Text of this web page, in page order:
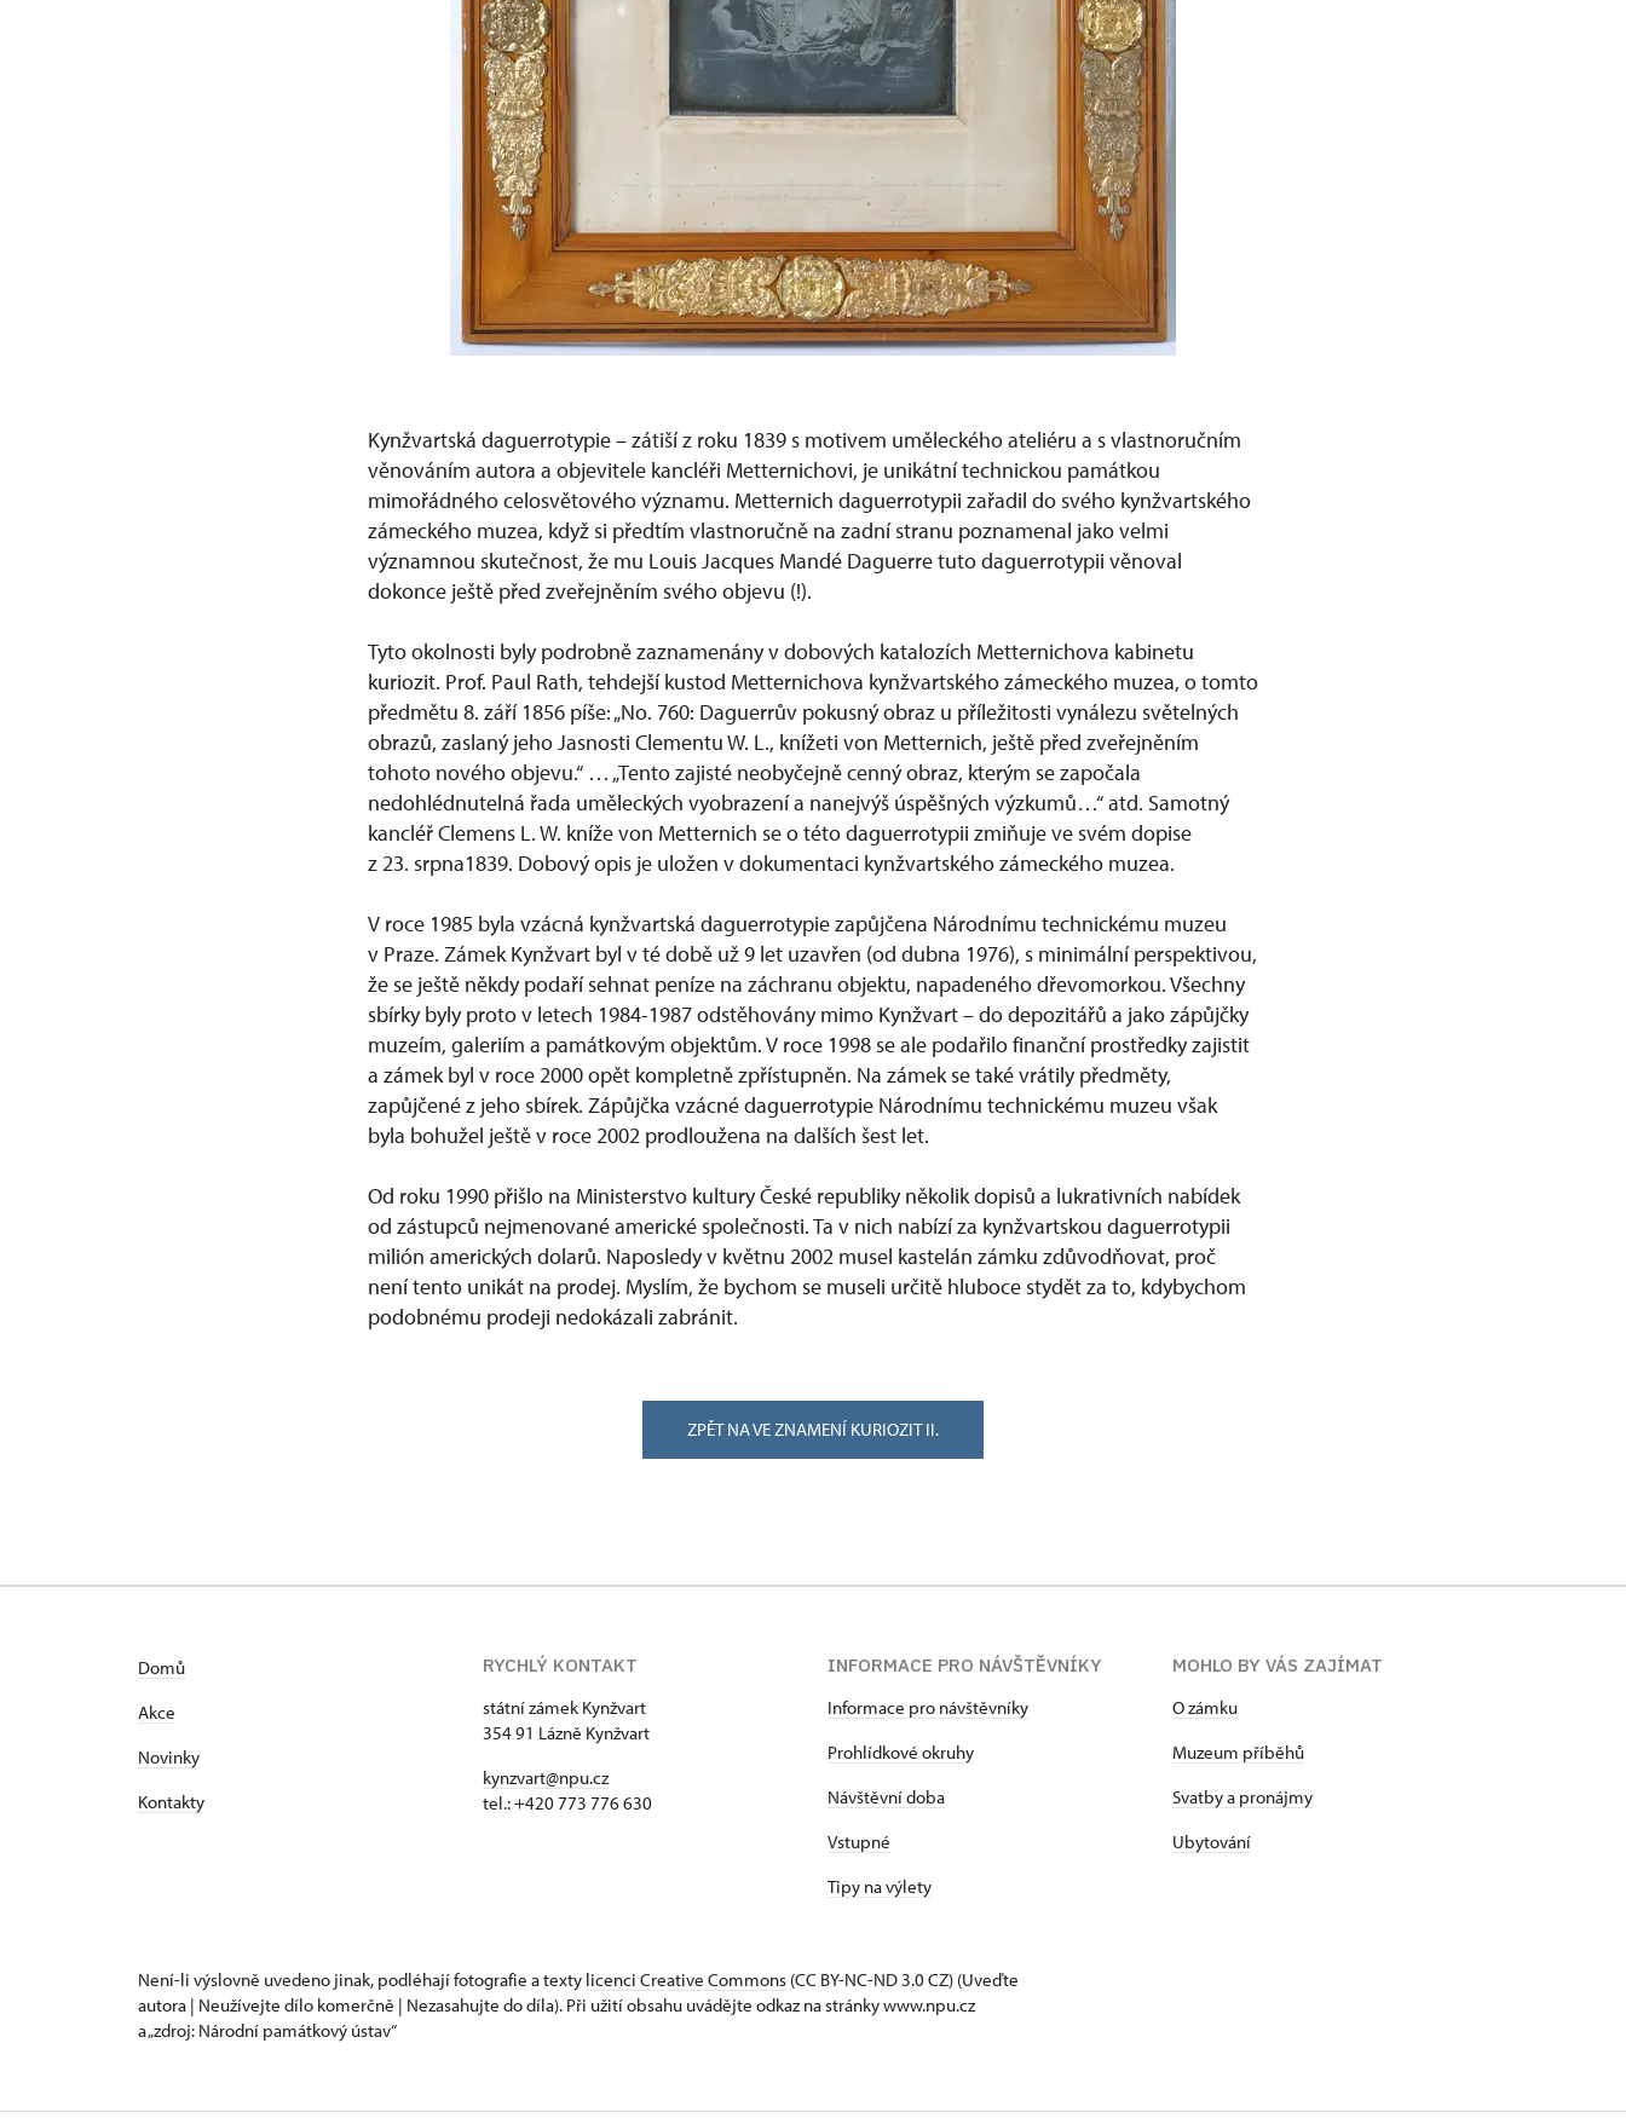
Kynžvartská daguerrotypie – zátiší z roku 1839 s motivem uměleckého ateliéru a s vlastnoručním
věnováním autora a objevitele kancléři Metternichovi, je unikátní technickou památkou
mimořádného celosvětového významu. Metternich daguerrotypii zařadil do svého kynžvartského
zámeckého muzea, když si předtím vlastnoručně na zadní stranu poznamenal jako velmi
významnou skutečnost, že mu Louis Jacques Mandé Daguerre tuto daguerrotypii věnoval
dokonce ještě před zveřejněním svého objevu (!).
Tyto okolnosti byly podrobně zaznamenány v dobových katalozích Metternichova kabinetu
kuriozit. Prof. Paul Rath, tehdejší kustod Metternichova kynžvartského zámeckého muzea, o tomto
předmětu 8. září 1856 píše: „No. 760: Daguerrův pokusný obraz u příležitosti vynálezu světelných
obrazů, zaslaný jeho Jasnosti Clementu W. L., knížeti von Metternich, ještě před zveřejněním
tohoto nového objevu.“ … „Tento zajisté neobyčejně cenný obraz, kterým se započala
nedohlédnutelná řada uměleckých vyobrazení a nanejvýš úspěšných výzkumů…“ atd. Samotný
kancléř Clemens L. W. kníže von Metternich se o této daguerrotypii zmiňuje ve svém dopise
z 23. srpna1839. Dobový opis je uložen v dokumentaci kynžvartského zámeckého muzea.
V roce 1985 byla vzácná kynžvartská daguerrotypie zapůjčena Národnímu technickému muzeu
v Praze. Zámek Kynžvart byl v té době už 9 let uzavřen (od dubna 1976), s minimální perspektivou,
že se ještě někdy podaří sehnat peníze na záchranu objektu, napadeného dřevomorkou. Všechny
sbírky byly proto v letech 1984-1987 odstěhovány mimo Kynžvart – do depozitářů a jako zápůjčky
muzeím, galeriím a památkovým objektům. V roce 1998 se ale podařilo finanční prostředky zajistit
a zámek byl v roce 2000 opět kompletně zpřístupněn. Na zámek se také vrátily předměty,
zapůjčené z jeho sbírek. Zápůjčka vzácné daguerrotypie Národnímu technickému muzeu však
byla bohužel ještě v roce 2002 prodloužena na dalších šest let.
Od roku 1990 přišlo na Ministerstvo kultury České republiky několik dopisů a lukrativních nabídek
od zástupců nejmenované americké společnosti. Ta v nich nabízí za kynžvartskou daguerrotypii
milión amerických dolarů. Naposledy v květnu 2002 musel kastelán zámku zdůvodňovat, proč
není tento unikát na prodej. Myslím, že bychom se museli určitě hluboce stydět za to, kdybychom
podobnému prodeji nedokázali zabránit.
ZPĚT NA VE ZNAMENÍ KURIOZIT II.
Domů
Akce
Novinky
Kontakty
RYCHLÝ KONTAKT
státní zámek Kynžvart
354 91 Lázně Kynžvart
kynzvart@npu.cz
tel.: +420 773 776 630
INFORMACE PRO NÁVŠTĚVNÍKY
Informace pro návštěvníky
Prohlídkové okruhy
Návštěvní doba
Vstupné
Tipy na výlety
MOHLO BY VÁS ZAJÍMAT
O zámku
Muzeum příběhů
Svatby a pronájmy
Ubytování
Není-li výslovně uvedeno jinak, podléhají fotografie a texty licenci Creative Commons (CC BY-NC-ND 3.0 CZ) (Uveďte
autora | Neužívejte dílo komerčně | Nezasahujte do díla). Při užití obsahu uvádějte odkaz na stránky www.npu.cz
a „zdroj: Národní památkový ústav“